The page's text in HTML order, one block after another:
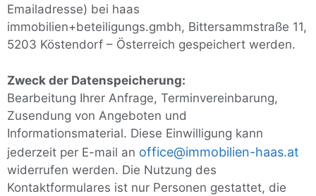
Emailadresse) bei haas
immobilien+beteiligungs.gmbh, Bittersammstraße 11,
5203 Köstendorf – Österreich gespeichert werden.
Zweck der Datenspeicherung:
Bearbeitung Ihrer Anfrage, Terminvereinbarung,
Zusendung von Angeboten und
Informationsmaterial. Diese Einwilligung kann
jederzeit per E-mail an office@immobilien-haas.at
widerrufen werden. Die Nutzung des
Kontaktformulares ist nur Personen gestattet, die